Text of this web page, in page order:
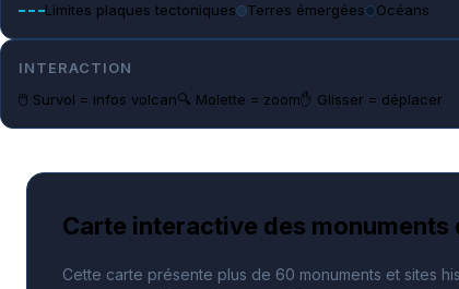
Limites plaques tectoniques
Terres émergées Océans
INTERACTION
🖱️ Survol = infos volcan🔍 Molette = zoom✋ Glisser = déplacer
Carte interactive des monuments
Cette carte présente plus de 60 monuments et sites